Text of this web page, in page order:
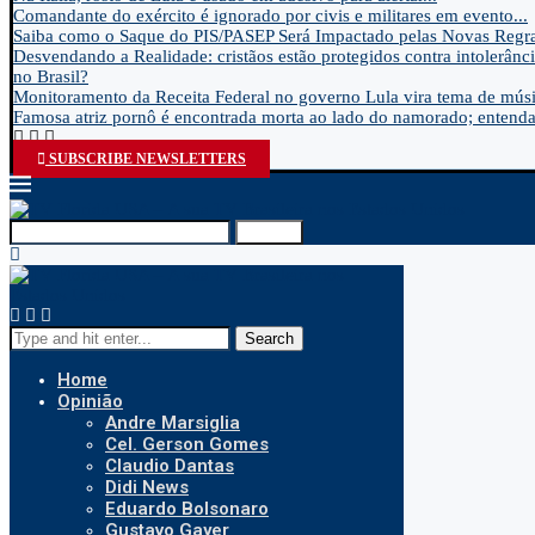
Comandante do exército é ignorado por civis e militares em evento...
Saiba como o Saque do PIS/PASEP Será Impactado pelas Novas
Desvendando a Realidade: cristãos estão protegidos contra
no Brasil?
Monitoramento da Receita Federal no governo Lula vira tema de
Famosa atriz pornô é encontrada morta ao lado do namorado;
SUBSCRIBE NEWSLETTERS
Search
Home
Opinião
Andre Marsiglia
Cel. Gerson Gomes
Claudio Dantas
Didi News
Eduardo Bolsonaro
Gustavo Gayer